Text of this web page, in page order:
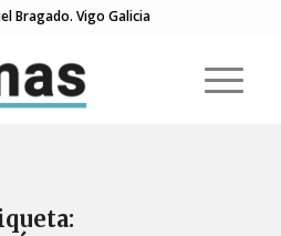
Bragado. Vigo Galicia